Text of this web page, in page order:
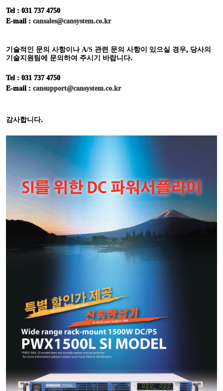
Tel : 031 737 4750
E-mail : cansales@cansystem.co.kr
기술적인 문의 사항이나A/S 관련 문의 사항이 있으실 경우, 당사의
기술지원팀에 문의하여 주시기 바랍니다.
Tel : 031 737 4750
E-mail : cansupport@cansystem.co.kr
감사합니다.